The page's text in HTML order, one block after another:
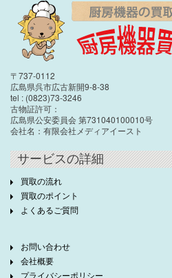
〒737-0112
広島県呉市広古新開9-8-38
tel : (0823)73-3246
古物証許可：
広島県公安委員会 第731040100010号
会社名：有限会社メディアイースト
サービスの詳細
買取の流れ
買取のポイント
よくあるご質問
お問い合わせ
会社概要
プライバシーポリシー